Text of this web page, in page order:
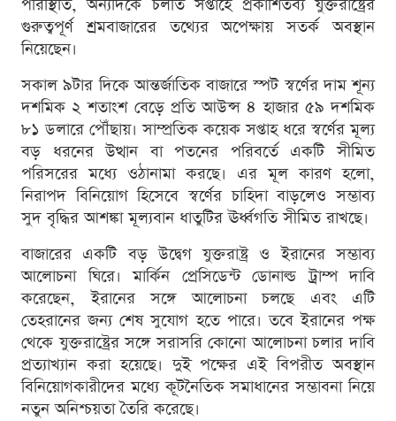
পরিস্থিতি, অন্যদিকে চলতি সপ্তাহে প্রকাশিতব্য যুক্তরাষ্ট্রের
গুরুত্বপূর্ণ শ্রমবাজারের তথ্যের অপেক্ষায় সতর্ক অবস্থান
নিয়েছেন।
সকাল ৯টার দিকে আন্তর্জাতিক বাজারে স্পট স্বর্ণের দাম শূন্য
দশমিক ২ শতাংশ বেড়ে প্রতি আউন্স ৪ হাজার ৫৯ দশমিক
৮১ ডলারে পৌঁছায়। সাম্প্রতিক কয়েক সপ্তাহ ধরে স্বর্ণের মূল্য
বড় ধরনের উত্থান বা পতনের পরিবর্তে একটি সীমিত
পরিসরের মধ্যে ওঠানামা করছে। এর মূল কারণ হলো,
নিরাপদ বিনিয়োগ হিসেবে স্বর্ণের চাহিদা বাড়লেও সম্ভাব্য
সুদ বৃদ্ধির আশঙ্কা মূল্যবান ধাতুটির ঊর্ধ্বগতি সীমিত রাখছে।
বাজারের একটি বড় উদ্বেগ যুক্তরাষ্ট্র ও ইরানের সম্ভাব্য
আলোচনা ঘিরে। মার্কিন প্রেসিডেন্ট ডোনাল্ড ট্রাম্প দাবি
করেছেন, ইরানের সঙ্গে আলোচনা চলছে এবং এটি
তেহরানের জন্য শেষ সুযোগ হতে পারে। তবে ইরানের পক্ষ
থেকে যুক্তরাষ্ট্রের সঙ্গে সরাসরি কোনো আলোচনা চলার দাবি
প্রত্যাখ্যান করা হয়েছে। দুই পক্ষের এই বিপরীত অবস্থান
বিনিয়োগকারীদের মধ্যে কূটনৈতিক সমাধানের সম্ভাবনা নিয়ে
নতুন অনিশ্চয়তা তৈরি করেছে।